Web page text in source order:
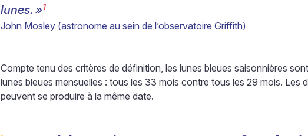
lunes. »1
John Mosley (astronome au sein de l’observatoire Griffith)
Compte tenu des critères de définition, les lunes bleues saisonnières
lunes bleues mensuelles : tous les 33 mois contre tous les 29 mois. Les
peuvent se produire à la même date.